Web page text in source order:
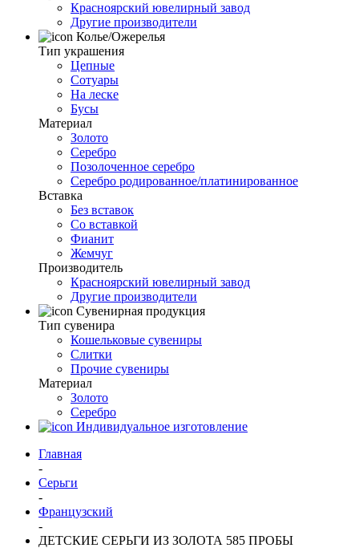
Красноярский ювелирный завод
Другие производители
Колье/Ожерелья
Тип украшения
Цепные
Сотуары
На леске
Бусы
Материал
Золото
Серебро
Позолоченное серебро
Серебро родированное/платинированное
Вставка
Без вставок
Со вставкой
Фианит
Жемчуг
Производитель
Красноярский ювелирный завод
Другие производители
Сувенирная продукция
Тип сувенира
Кошельковые сувениры
Слитки
Прочие сувениры
Материал
Золото
Серебро
Индивидуальное изготовление
Главная
-
Серьги
-
Французский
-
ДЕТСКИЕ СЕРЬГИ ИЗ ЗОЛОТА 585 ПРОБЫ